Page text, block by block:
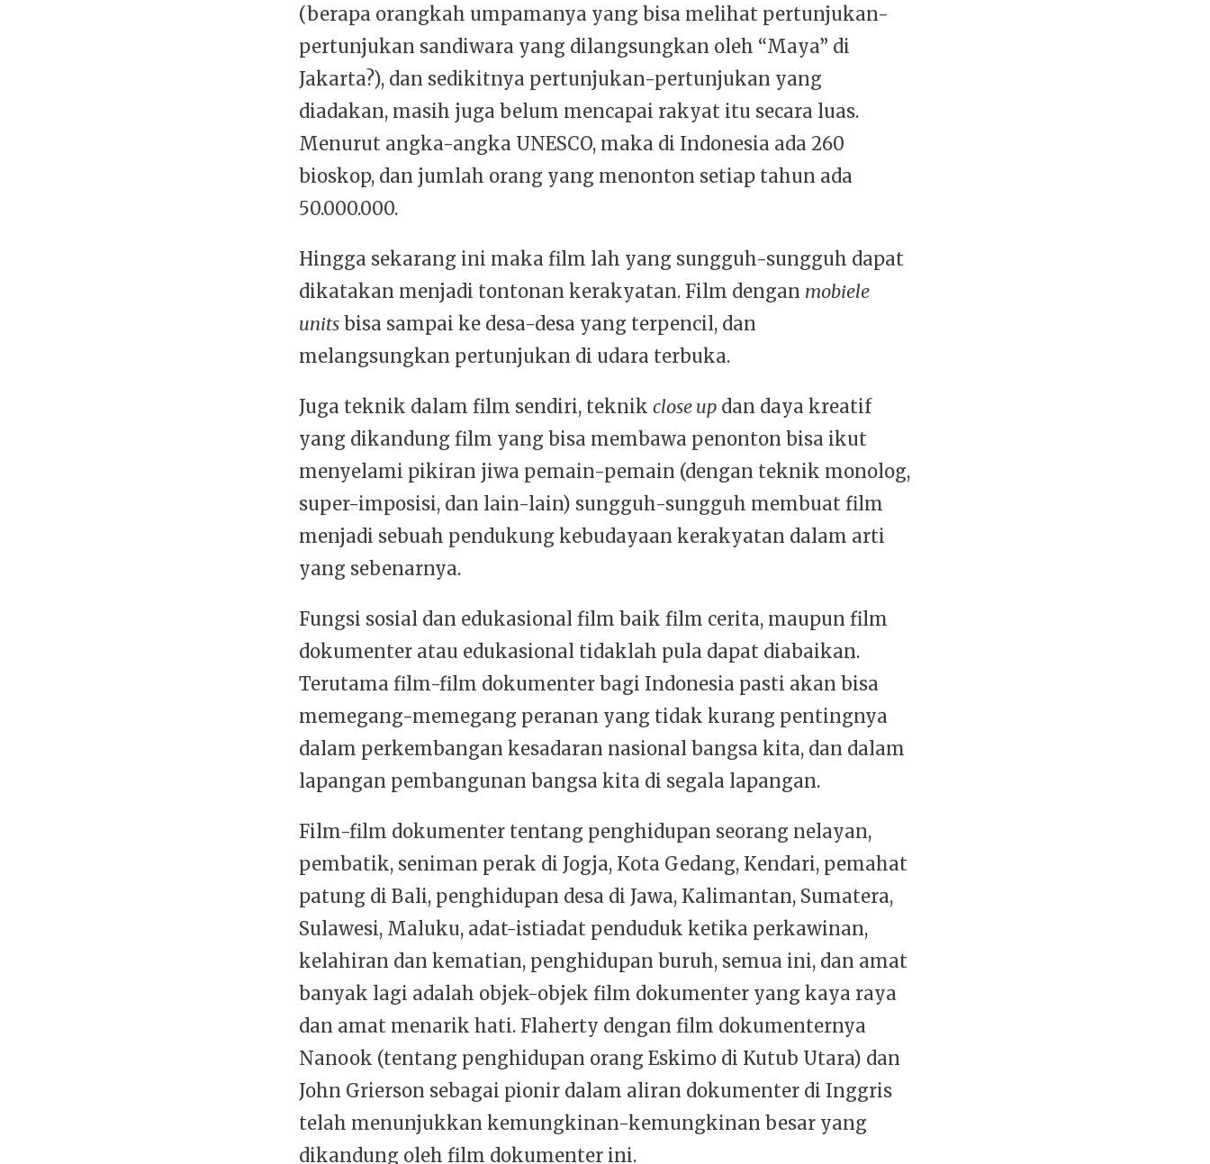
(berapa orangkah umpamanya yang bisa melihat pertunjukan-
pertunjukan sandiwara yang dilangsungkan oleh “Maya” di
Jakarta?), dan sedikitnya pertunjukan-pertunjukan yang
diadakan, masih juga belum mencapai rakyat itu secara luas.
Menurut angka-angka UNESCO, maka di Indonesia ada 260
bioskop, dan jumlah orang yang menonton setiap tahun ada
50.000.000.
Hingga sekarang ini maka film lah yang sungguh-sungguh dapat
dikatakan menjadi tontonan kerakyatan. Film dengan mobiele
units bisa sampai ke desa-desa yang terpencil, dan
melangsungkan pertunjukan di udara terbuka.
Juga teknik dalam film sendiri, teknik close up dan daya kreatif
yang dikandung film yang bisa membawa penonton bisa ikut
menyelami pikiran jiwa pemain-pemain (dengan teknik monolog,
super-imposisi, dan lain-lain) sungguh-sungguh membuat film
menjadi sebuah pendukung kebudayaan kerakyatan dalam arti
yang sebenarnya.
Fungsi sosial dan edukasional film baik film cerita, maupun film
dokumenter atau edukasional tidaklah pula dapat diabaikan.
Terutama film-film dokumenter bagi Indonesia pasti akan bisa
memegang-memegang peranan yang tidak kurang pentingnya
dalam perkembangan kesadaran nasional bangsa kita, dan dalam
lapangan pembangunan bangsa kita di segala lapangan.
Film-film dokumenter tentang penghidupan seorang nelayan,
pembatik, seniman perak di Jogja, Kota Gedang, Kendari, pemahat
patung di Bali, penghidupan desa di Jawa, Kalimantan, Sumatera,
Sulawesi, Maluku, adat-istiadat penduduk ketika perkawinan,
kelahiran dan kematian, penghidupan buruh, semua ini, dan amat
banyak lagi adalah objek-objek film dokumenter yang kaya raya
dan amat menarik hati. Flaherty dengan film dokumenternya
Nanook (tentang penghidupan orang Eskimo di Kutub Utara) dan
John Grierson sebagai pionir dalam aliran dokumenter di Inggris
telah menunjukkan kemungkinan-kemungkinan besar yang
dikandung oleh film dokumenter ini.